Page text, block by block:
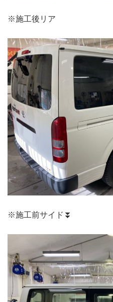
※施工後リア
※施工前サイド⏬